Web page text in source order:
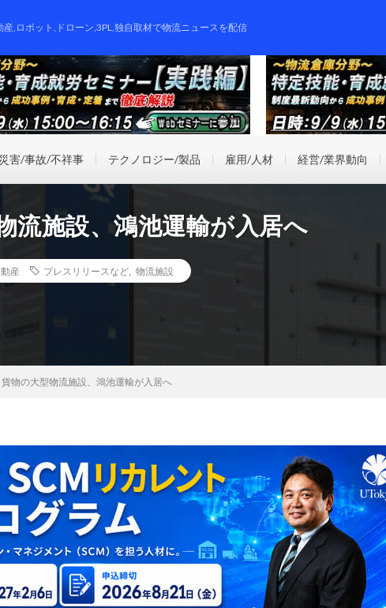
産,ロボット,ドローン,3PL,独自取材で物流ニュースを配信
災害/事故/不祥事 テクノロジー/製品 雇用/人材 経営/業界動向
流施設、鴻池運輸が入居へ
産 プレスリリースなど 物流施設
貨物の大型物流施設、鴻池運輸が入居へ